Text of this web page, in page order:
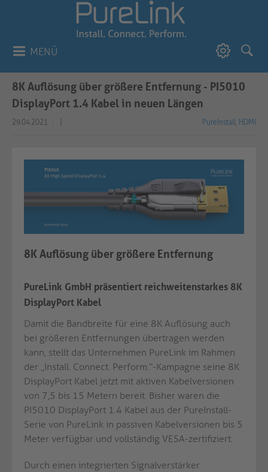
MENÜ
8K Auflösung über größere Entfernung - PI5010
DisplayPort 1.4 Kabel in neuen Längen
29.04.2021 PureInstall HDMI
8K Auflösung über größere Entfernung
PureLink GmbH präsentiert reichweitenstarkes 8K
DisplayPort Kabel
Damit die Bandbreite für eine 8K Auflösung auch
bei größeren Entfernungen übertragen werden
kann, stellt das Unternehmen PureLink im Rahmen
der „Install. Connect. Perform.“-Kampagne seine 8K
DisplayPort Kabel jetzt mit aktiven Kabelversionen
von 7,5 bis 15 Metern bereit. Bisher waren die
PI5010 DisplayPort 1.4 Kabel aus der PureInstall-
Serie von PureLink in passiven Kabelversionen bis 5
Meter verfügbar und vollständig VESA-zertifiziert.
Durch einen integrierten Signalverstärker